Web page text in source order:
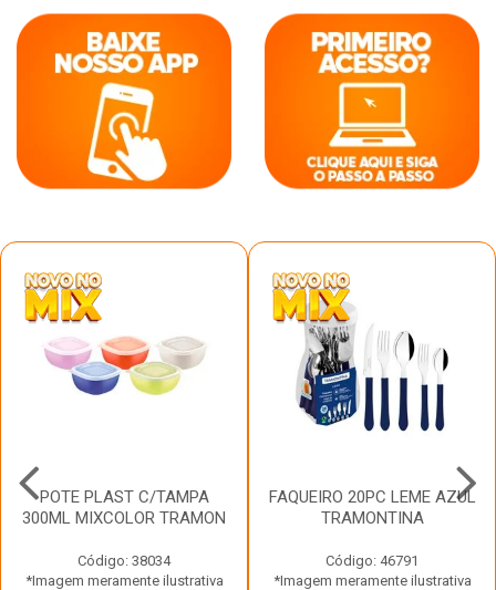
POTE PLAST C/TAMPA
300ML MIXCOLOR TRAMON
Código: 38034
*Imagem meramente ilustrativa
FAQUEIRO 20PC LEME AZUL
TRAMONTINA
Código: 46791
*Imagem meramente ilustrativa